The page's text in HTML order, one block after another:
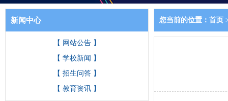
新闻中心
【 网站公告 】
【 学校新闻 】
【 招生问答 】
【 教育资讯 】
您当前的位置： 首页